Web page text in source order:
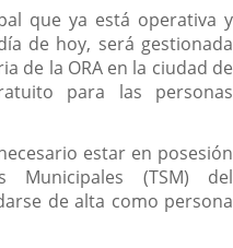
que ya está operativa y
de hoy, será gestionada
de la ORA en la ciudad de
para las personas
estar en posesión
(TSM) del
de alta como persona